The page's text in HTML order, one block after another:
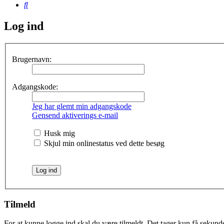
Søg
Log ind
Brugernavn:
Adgangskode:
Jeg har glemt min adgangskode
Gensend aktiverings e-mail
Husk mig
Skjul min onlinestatus ved dette besøg
Tilmeld